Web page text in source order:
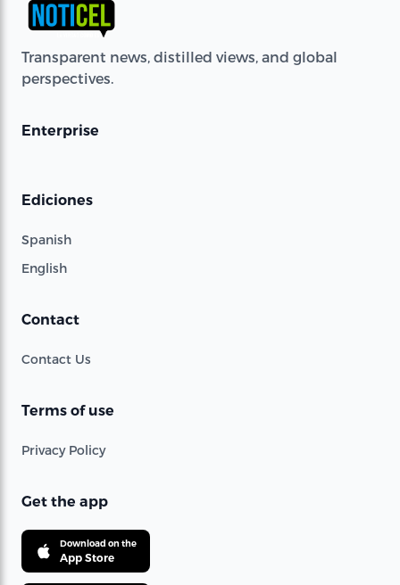
Transparent news, distilled views, and global
perspectives.
Enterprise
Ediciones
Spanish
English
Contact
Contact Us
Terms of use
Privacy Policy
Get the app
Download on the
App Store